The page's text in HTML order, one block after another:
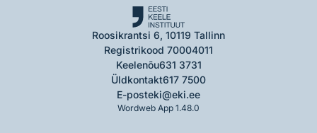
Roosikrantsi 6, 10119 Tallinn
Registrikood 70004011
Keelenõu631 3731
Üldkontakt617 7500
E-posteki@eki.ee
Wordweb App 1.48.0